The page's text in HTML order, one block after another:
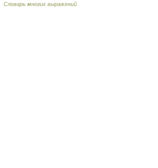
Словарь многих выражений